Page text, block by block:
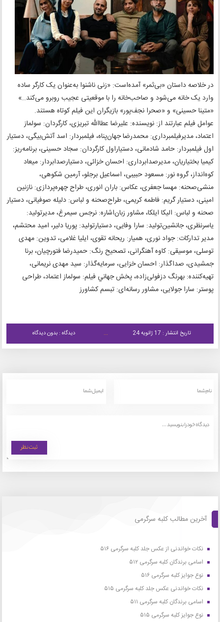
در خلاصه‌ داستان «بی‌ثمر» آمده‌است: «زنی ناشنوا به‌عنوان یک کارگر ساده
وارد یک خانه می‌شود و صاحب‌خانه را با موقعیتی عجیب روبرو می‌کند…»
«متینا حسینی» و «صحرا نجف‌پور» بازیگران این فیلم کوتاه هستند.
عوامل فیلم عبارتند از: نویسنده: علیرضا عطاالله تبریزی، کارگردان: سولماز
اعتماد، مدیرفیلمبرداری: محمدرضا جهان‌پناه، فیلمبردار: اسد آتش‌بیگی، دستیار
اول فیلمبردار: حامد شادمانی، دستیاراول کارگردان: سجاد حسینی، برنامه‌ریز:
کیمیا بختیاریان، مدیرصدابرداری: احسان خزائی، دستیارصدابردار: میعاد
کوه‌انداز، گروه نور: مسعود حبیبی، اسماعیل برجلو، آرمین شکوهی،
منشی‌صحنه: مهسا جعفری، عکاس: باران انوری، طراح چهره‌پردازی: نازنین
امینی، دستیار گریم: فاطمه کریمی، طراح‌صحنه و لباس: دلیله صوفیانی، دستیار
صحنه و لباس: الیکا ایلکا، مشاور زبان‌اشاره: نرجس سیمرغ، مدیرتولید:
یاسرنظری، جانشین‌تولید: سارا وفایی، دستیارتولید: پوریا دلیر، امید محتشم،
مدیر تدارکات: جواد نوری، همیار: ریحانه تقوی، ایلیا غلامی، تدوین: مهدی
توسلی، موسیقی: کاوه آهنگرانی، تصحیح رنگ: حمیدرضا فتورچیان، برنا
جمشیدی، صداگذار: احسان خزایی، سرمایه‌گذار: سید مهدی نریمانی،
تهیه‌کننده: بهرنگ دزفولی‌زاده، پخش جهاني فيلم: سولماز اعتماد، طراحی
پوستر: سارا جولایی، مشاور رسانه‌ای: تبسم کشاورز
تاریخ انتشار : 17 ژانویه 24 دیدگاه : بدون دیدگاه
آخرین مطالب کلبه سرگرمی
نکات خواندنی از عکس جلد کلبه سرگرمی ۵۱۶
اسامی برندگان کلبه سرگرمی ۵۱۲
نوع جوایز کلبه سرگرمی ۵۱۶
نکات خواندنی عکس جلد کلبه سرگرمی ۵۱۵
اسامی برندگان کلبه سرگرمی ۵۱۱
نوع جوایز کلبه سرگرمی ۵۱۵